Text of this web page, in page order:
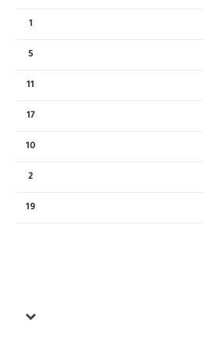
1
5
11
17
10
2
19